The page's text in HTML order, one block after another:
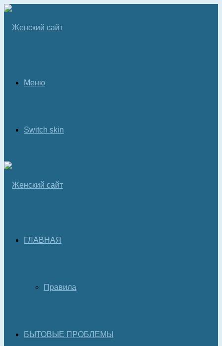
Меню
Switch skin
ГЛАВНАЯ
Правила
БЫТОВЫЕ ПРОБЛЕМЫ